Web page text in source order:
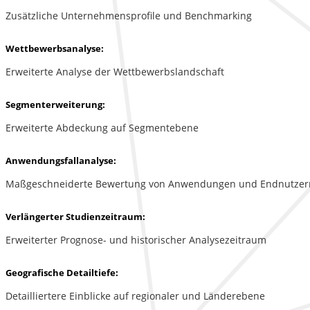
Zusätzliche Unternehmensprofile und Benchmarking
Wettbewerbsanalyse:
Erweiterte Analyse der Wettbewerbslandschaft
Segmenterweiterung:
Erweiterte Abdeckung auf Segmentebene
Anwendungsfallanalyse:
Maßgeschneiderte Bewertung von Anwendungen und
Verlängerter Studienzeitraum:
Erweiterter Prognose- und historischer Analysezeitraum
Geografische Detailtiefe:
Detailliertere Einblicke auf regionaler und Länderebene